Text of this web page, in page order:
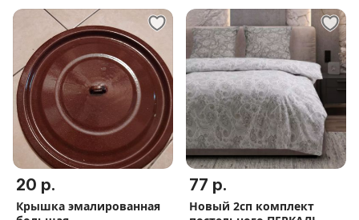
20 р.
Крышка эмалированная
77 р.
Новый 2сп комплект